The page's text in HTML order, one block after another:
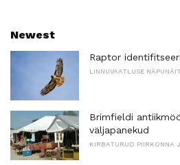
Newest
Raptor
LINNUVAATLUSE
Brimfieldi
väljapanekud
KIRBATURUD PIIRKONNA